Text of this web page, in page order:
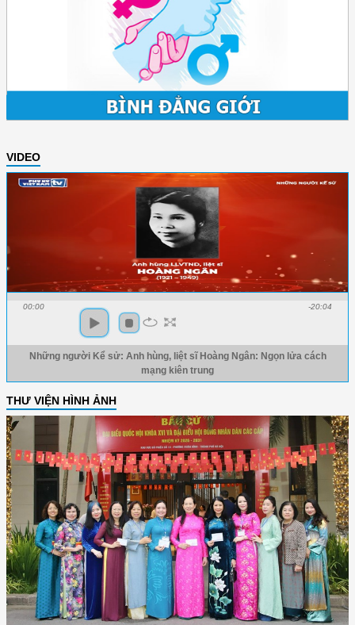
VIDEO
00:00 -20:04
Những người Kể sử: Anh hùng, liệt sĩ Hoàng Ngân: Ngọn lửa cách
mạng kiên trung
THƯ VIỆN HÌNH ẢNH